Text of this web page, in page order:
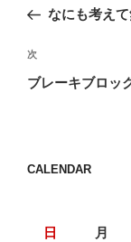
ナ
ビ
ゲ
ン
の
稿
なにも考え
次
の
次
ブレーキブロッ
CALENDAR
日
月